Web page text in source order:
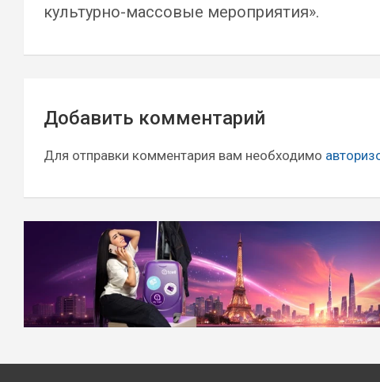
культурно-массовые мероприятия».
по
записям
Добавить комментарий
Для отправки комментария вам необходимо